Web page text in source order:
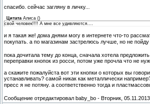
спасибо. сейчас загляну в личку...
Цитата Алиса ()
свой человек!!!! А мне все удивляются....
и я такая же! дома днями могу в интернете что-то
покупать. а по магазинам застрелюсь лучше, но не пойду
пока дочитала тему до конца, сначала хотела
переправки кнопок из росси, потом уже прочла что не
а скажите пожалуйста вот эти кнопки о которых вы
устанавливать? самой никак как металлически
пресс я не потяну. а соответственно тогда и
Сообщение отредактировал baby_bo - Вторник,